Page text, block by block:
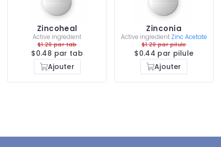
Zincoheal
Active ingredient
$1.20 par tab
$0.48 par tab
Ajouter
Zinconia
Active ingredient Zinc Acetate
$1.20 par pilule
$0.44 par pilule
Ajouter